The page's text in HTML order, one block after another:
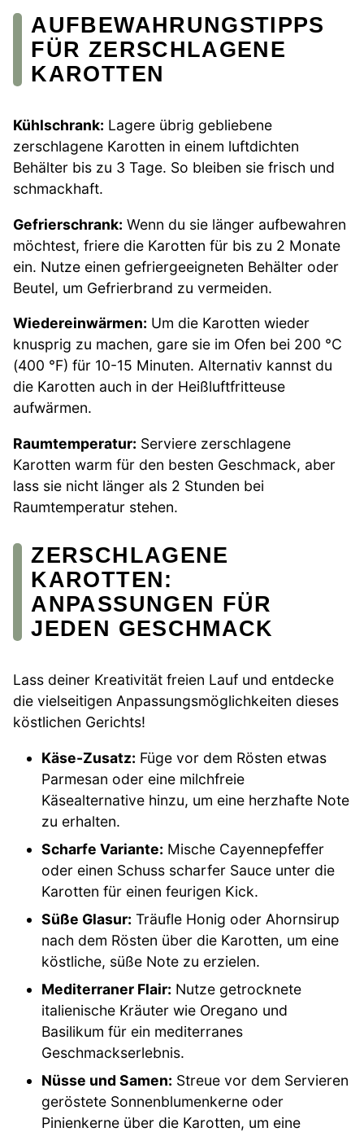
AUFBEWAHRUNGSTIPPS
FÜR ZERSCHLAGENE
KAROTTEN
Kühlschrank: Lagere übrig gebliebene
zerschlagene Karotten in einem luftdichten
Behälter bis zu 3 Tage. So bleiben sie frisch und
schmackhaft.
Gefrierschrank: Wenn du sie länger aufbewahren
möchtest, friere die Karotten für bis zu 2 Monate
ein. Nutze einen gefriergeeigneten Behälter oder
Beutel, um Gefrierbrand zu vermeiden.
Wiedereinwärmen: Um die Karotten wieder
knusprig zu machen, gare sie im Ofen bei 200 °C
(400 °F) für 10-15 Minuten. Alternativ kannst du
die Karotten auch in der Heißluftfritteuse
aufwärmen.
Raumtemperatur: Serviere zerschlagene
Karotten warm für den besten Geschmack, aber
lass sie nicht länger als 2 Stunden bei
Raumtemperatur stehen.
ZERSCHLAGENE
KAROTTEN:
ANPASSUNGEN FÜR
JEDEN GESCHMACK
Lass deiner Kreativität freien Lauf und entdecke
die vielseitigen Anpassungsmöglichkeiten dieses
köstlichen Gerichts!
Käse-Zusatz: Füge vor dem Rösten etwas
Parmesan oder eine milchfreie
Käsealternative hinzu, um eine herzhafte Note
zu erhalten.
Scharfe Variante: Mische Cayennepfeffer
oder einen Schuss scharfer Sauce unter die
Karotten für einen feurigen Kick.
Süße Glasur: Träufle Honig oder Ahornsirup
nach dem Rösten über die Karotten, um eine
köstliche, süße Note zu erzielen.
Mediterraner Flair: Nutze getrocknete
italienische Kräuter wie Oregano und
Basilikum für ein mediterranes
Geschmackserlebnis.
Nüsse und Samen: Streue vor dem Servieren
geröstete Sonnenblumenkerne oder
Pinienkerne über die Karotten, um eine